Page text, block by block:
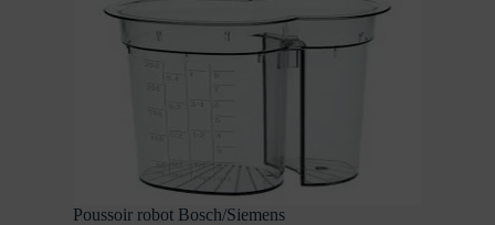
Poussoir robot Bosch/Siemens